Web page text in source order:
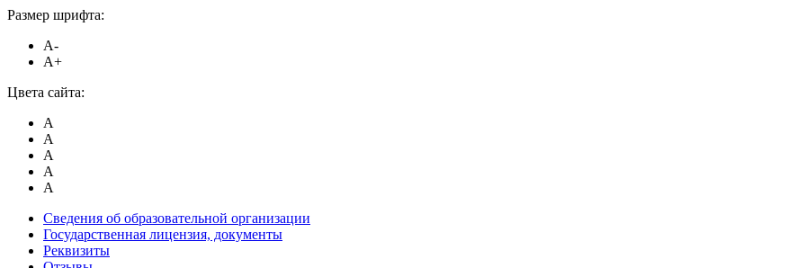
Размер шрифта:
A-
A+
Цвета сайта:
A
A
A
A
A
Сведения об образовательной организации
Государственная лицензия, документы
Реквизиты